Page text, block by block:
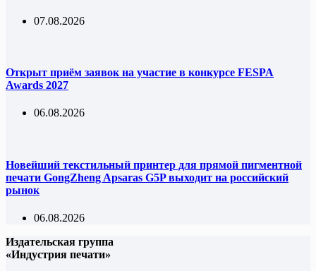
07.08.2026
Открыт приём заявок на участие в конкурсе FESPA
Awards 2027
06.08.2026
Новейший текстильный принтер для прямой пигментной
печати GongZheng Apsaras G5P выходит на российский
рынок
06.08.2026
Издательская группа
«Индустрия печати»